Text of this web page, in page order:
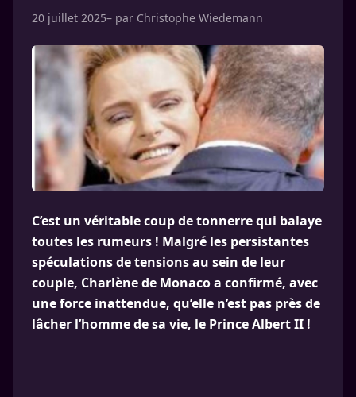
20 juillet 2025– par Christophe Wiedemann
C’est un véritable coup de tonnerre qui balaye
toutes les rumeurs ! Malgré les persistantes
spéculations de tensions au sein de leur
couple, Charlène de Monaco a confirmé, avec
une force inattendue, qu’elle n’est pas près de
lâcher l’homme de sa vie, le Prince Albert II !